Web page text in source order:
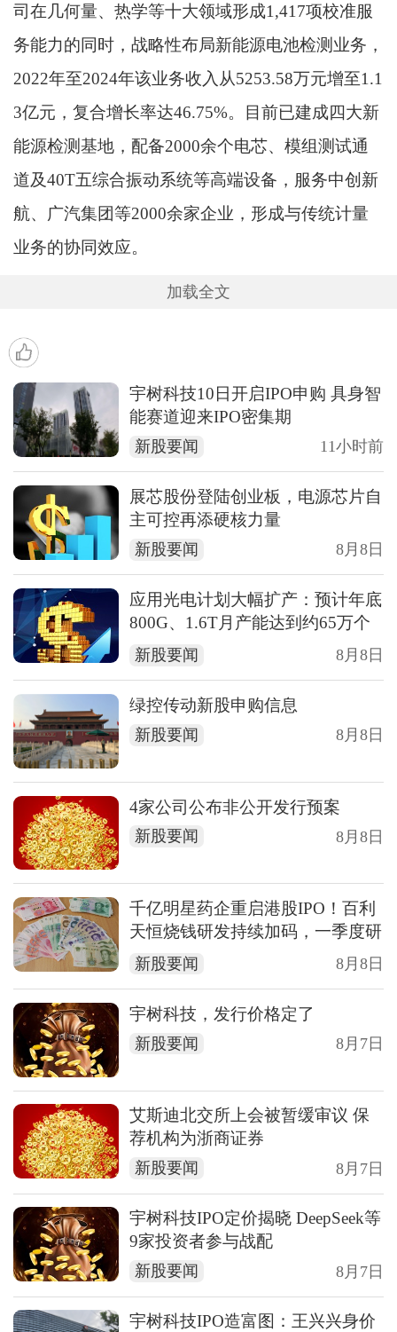
司在几何量、热学等十大领域形成1,417项校准服
务能力的同时，战略性布局新能源电池检测业务，
2022年至2024年该业务收入从5253.58万元增至1.1
3亿元，复合增长率达46.75%。目前已建成四大新
能源检测基地，配备2000余个电芯、模组测试通
道及40T五综合振动系统等高端设备，服务中创新
航、广汽集团等2000余家企业，形成与传统计量
业务的协同效应。
加载全文
宇树科技10日开启IPO申购 具身智
能赛道迎来IPO密集期
新股要闻 11小时前
展芯股份登陆创业板，电源芯片自
主可控再添硬核力量
新股要闻 8月8日
应用光电计划大幅扩产：预计年底
800G、1.6T月产能达到约65万个
单位
新股要闻 8月8日
绿控传动新股申购信息
新股要闻 8月8日
4家公司公布非公开发行预案
新股要闻 8月8日
千亿明星药企重启港股IPO！百利
天恒烧钱研发持续加码，一季度研
发开支近7亿
新股要闻 8月8日
宇树科技，发行价格定了
新股要闻 8月7日
艾斯迪北交所上会被暂缓审议 保
荐机构为浙商证券
新股要闻 8月7日
宇树科技IPO定价揭晓 DeepSeek等
9家投资者参与战配
新股要闻 8月7日
宇树科技IPO造富图：王兴兴身价